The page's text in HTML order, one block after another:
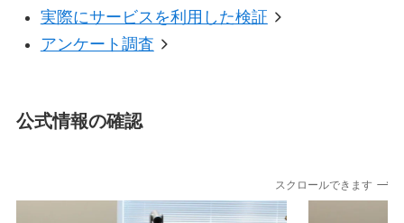
実際にサービスを利用した検証
アンケート調査
公式情報の確認
スクロールできます